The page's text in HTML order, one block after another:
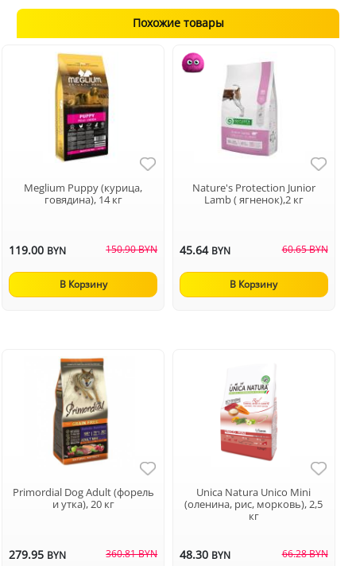
Похожие товары
Meglium Puppy (курица,
говядина), 14 кг
119.00 BYN 150.90 BYN
В Корзину
Nature's Protection Junior
Lamb ( ягненок),2 кг
45.64 BYN 60.65 BYN
В Корзину
Primordial Dog Adult (форель
и утка), 20 кг
279.95 BYN 360.81 BYN
Unica Natura Unico Mini
(оленина, рис, морковь), 2,5
кг
48.30 BYN 66.28 BYN